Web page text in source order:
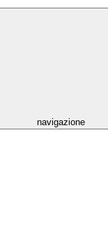
navigazione